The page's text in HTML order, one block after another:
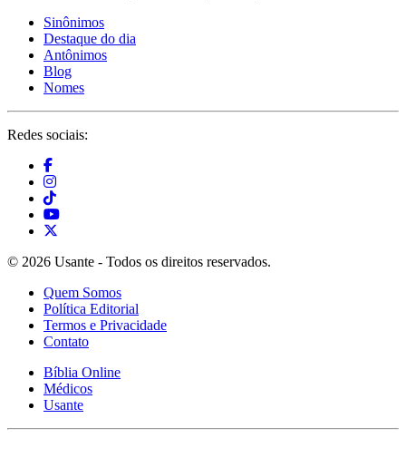
Sinônimos
Destaque do dia
Antônimos
Blog
Nomes
Redes sociais:
© 2026 Usante - Todos os direitos reservados.
Quem Somos
Política Editorial
Termos e Privacidade
Contato
Bíblia Online
Médicos
Usante